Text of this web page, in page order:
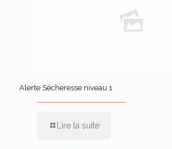
Alerte Sécheresse niveau 1
Lire la suite